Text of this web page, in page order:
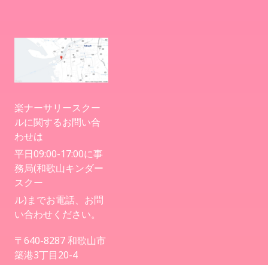
楽ナーサリースクー
ルに関するお問い合
わせは
平日09:00-17:00に事
務局(和歌山キンダー
スクー
ル)までお電話、お問
い合わせください。
〒640-8287 和歌山市
築港3丁目20-4